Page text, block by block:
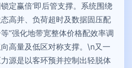
定赢倍’即后管支撑。系统围绕
高并、负荷超时及数据固压配
”强化地带宽整体价格配效率调
高量及低区对称支撑。\n又一
源是以客环预并控制出轻脱体